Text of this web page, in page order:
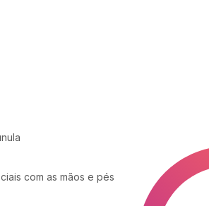
com as mãos e pés